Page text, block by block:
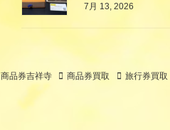
7月 13, 2026
商品券吉祥寺 商品券買取 旅行券買取